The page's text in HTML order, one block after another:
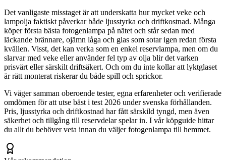
Det vanligaste misstaget är att underskatta hur mycket veke och
lampolja faktiskt påverkar både ljusstyrka och driftkostnad. Många
köper första bästa fotogenlampa på nätet och står sedan med
läckande brännare, ojämn låga och glas som sotar igen redan första
kvällen. Visst, det kan verka som en enkel reservlampa, men om du
slarvar med veke eller använder fel typ av olja blir det varken
prisvärt eller särskilt driftsäkert. Och om du inte kollar att lyktglaset
är rätt monterat riskerar du både spill och sprickor.
Vi väger samman oberoende tester, egna erfarenheter och verifierade
omdömen för att utse bäst i test 2026 under svenska förhållanden.
Pris, ljusstyrka och driftkostnad har fått särskild tyngd, men även
säkerhet och tillgång till reservdelar spelar in. I vår köpguide hittar
du allt du behöver veta innan du väljer fotogenlampa till hemmet.